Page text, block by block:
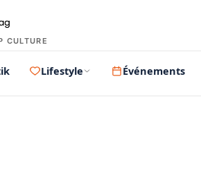
CULTURE
Lifestyle Événements